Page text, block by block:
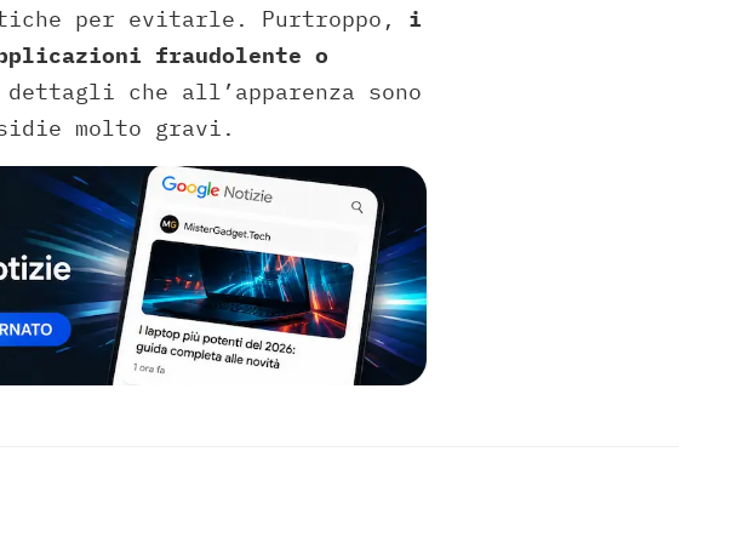
per evitarle. Purtroppo,
i
fraudolente o
dettagli che all’apparenza sono
molto gravi.